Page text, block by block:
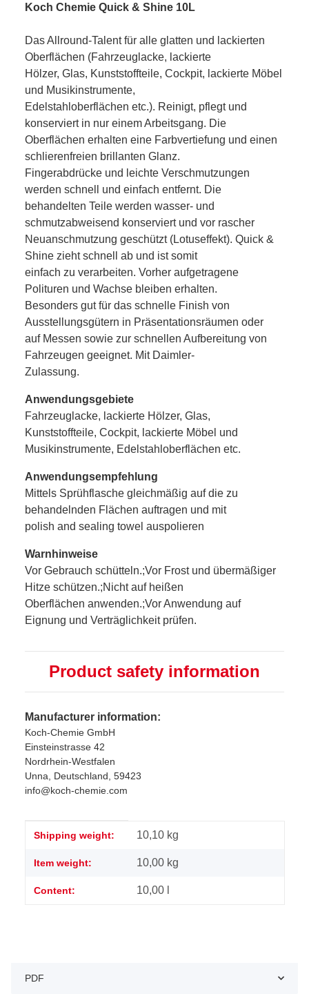
Koch Chemie Quick & Shine 10L
Das Allround-Talent für alle glatten und lackierten
Oberflächen (Fahrzeuglacke, lackierte
Hölzer, Glas, Kunststoffteile, Cockpit, lackierte Möbel
und Musikinstrumente,
Edelstahloberflächen etc.). Reinigt, pflegt und
konserviert in nur einem Arbeitsgang. Die
Oberflächen erhalten eine Farbvertiefung und einen
schlierenfreien brillanten Glanz.
Fingerabdrücke und leichte Verschmutzungen
werden schnell und einfach entfernt. Die
behandelten Teile werden wasser- und
schmutzabweisend konserviert und vor rascher
Neuanschmutzung geschützt (Lotuseffekt). Quick &
Shine zieht schnell ab und ist somit
einfach zu verarbeiten. Vorher aufgetragene
Polituren und Wachse bleiben erhalten.
Besonders gut für das schnelle Finish von
Ausstellungsgütern in Präsentationsräumen oder
auf Messen sowie zur schnellen Aufbereitung von
Fahrzeugen geeignet. Mit Daimler-
Zulassung.
Anwendungsgebiete
Fahrzeuglacke, lackierte Hölzer, Glas,
Kunststoffteile, Cockpit, lackierte Möbel und
Musikinstrumente, Edelstahloberflächen etc.
Anwendungsempfehlung
Mittels Sprühflasche gleichmäßig auf die zu
behandelnden Flächen auftragen und mit
polish and sealing towel auspolieren
Warnhinweise
Vor Gebrauch schütteln.;Vor Frost und übermäßiger
Hitze schützen.;Nicht auf heißen
Oberflächen anwenden.;Vor Anwendung auf
Eignung und Verträglichkeit prüfen.
Product safety information
Manufacturer information:
Koch-Chemie GmbH
Einsteinstrasse 42
Nordrhein-Westfalen
Unna, Deutschland, 59423
info@koch-chemie.com
Item information
Value
Shipping weight: 10,10 kg
Item weight: 10,00 kg
Content: 10,00 l
PDF